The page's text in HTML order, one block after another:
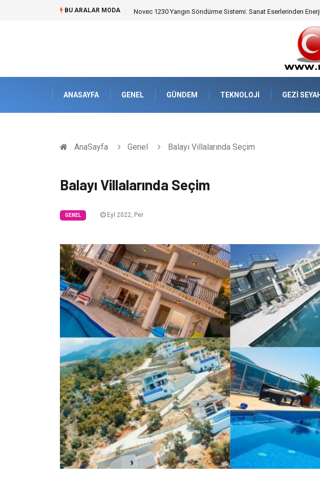
BU ARALAR MODA Novec 1230 Yangın Söndürme Sistemi: Sanat Eserlerinden
ANASAYFA GENEL GÜNDEM TEKNOLOJI GEZI
AnaSayfa Genel Balayı Villalarında Seçim
Balayı Villalarında Seçim
GENEL Eyl 2022, Per